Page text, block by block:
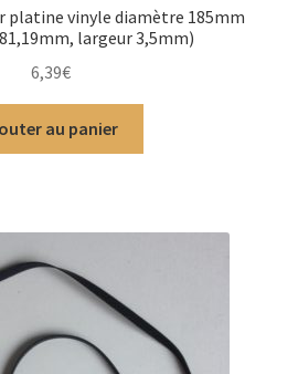
platine vinyle diamètre 185mm
largeur 3,5mm)
6,39€
au panier